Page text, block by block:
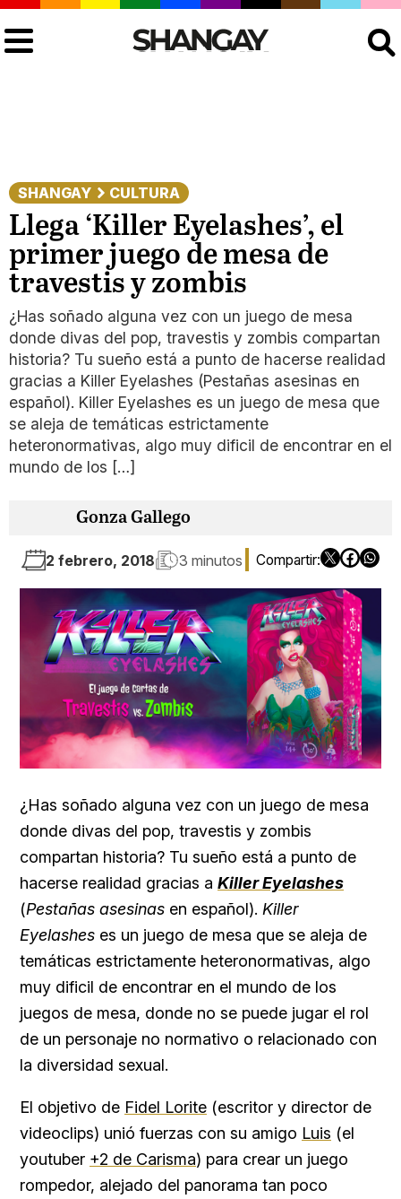
SHANGAY CULTURA
Llega ‘Killer Eyelashes’, el
primer juego de mesa de
travestis y zombis
¿Has soñado alguna vez con un juego de mesa
donde divas del pop, travestis y zombis compartan
historia? Tu sueño está a punto de hacerse realidad
gracias a Killer Eyelashes (Pestañas asesinas en
español). Killer Eyelashes es un juego de mesa que
se aleja de temáticas estrictamente
heteronormativas, algo muy dificil de encontrar en el
mundo de los […]
Gonza Gallego
2 febrero, 2018 3 minutos
¿Has soñado alguna vez con un juego de mesa
donde divas del pop, travestis y zombis
compartan historia? Tu sueño está a punto de
hacerse realidad gracias a Killer Eyelashes
(Pestañas asesinas en español). Killer
Eyelashes es un juego de mesa que se aleja de
temáticas estrictamente heteronormativas, algo
muy dificil de encontrar en el mundo de los
juegos de mesa, donde no se puede jugar el rol
de un personaje no normativo o relacionado con
la diversidad sexual.
El objetivo de Fidel Lorite (escritor y director de
videoclips) unió fuerzas con su amigo Luis (el
youtuber +2 de Carisma) para crear un juego
rompedor, alejado del panorama tan poco